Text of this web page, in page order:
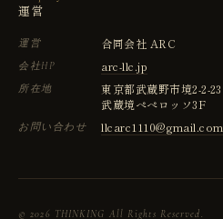
運営
運営 合同会社 ARC
会社HP arc-llc.jp
所在地
東京都武蔵野市境2-2-23
武蔵境ぺぺロッソ3F
お問い合わせ llcarc1110@gmail.com
©2026 THINKING All Rights Reserved.